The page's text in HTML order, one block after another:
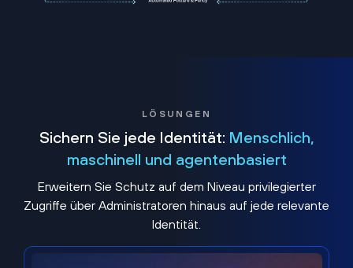
LÖSUNGEN
Sichern Sie jede Identität: Menschlich,
maschinell und agentenbasiert
Erweitern Sie Schutz auf dem Niveau privilegierter
Zugriffe über Administratoren hinaus auf jede relevante
Identität.